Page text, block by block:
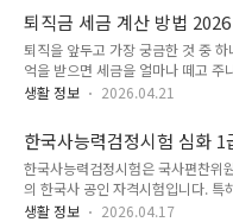
먼저 확인 본론 전에 2026년에 새로
다. 결론부터 말씀드리겠습니다. 50
자는 최근 5년간 약 88% 증가해 전
을 기록하고 있습니다. 퇴직 이후의
자격증 시장으로 몰리고 있다는 뜻
업능력연구원이 2020~2024년 중
남성이 실질적으로 취업까지 연결
목차 ※아래 목차를..
퇴직금 세금 계산 방법
합법적 방법 총정리
퇴직을 앞두고 가장 궁금한 것 중
억을 받으면 세금을 얼마나 떼고 주
금에 붙는 세금은 근속연수가 길수
금을 어떻게 받느냐에 따라 세금이
합니다. 이 글에서는 퇴직소득세 계
리고 합법적으로 세금을 줄이는 방
다. ※ 목차 ※아래 목차를 클릭하면
퇴직금 세금, 퇴직소득세란?2. 오래
생활 정보 2026.04.21
한국사능력검정시험 심화 1
분석·공무원 가산점 완벽정
한국사능력검정시험은 국사편찬위
의 한국사 공인 자격시험입니다. 특
무원 채용, 국가기관 취업, 관광·문
생활 정보 2026.04.17